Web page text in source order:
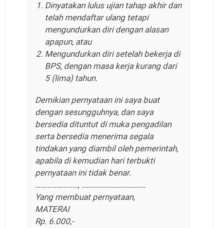
Dinyatakan lulus ujian tahap akhir dan
telah mendaftar ulang tetapi
mengundurkan diri dengan alasan
apapun, atau
Mengundurkan diri setelah bekerja di
BPS, dengan masa kerja kurang dari
5 (lima) tahun.
Demikian pernyataan ini saya buat
dengan sesungguhnya, dan saya
bersedia dituntut di muka pengadilan
serta bersedia menerima segala
tindakan yang diambil oleh pemerintah,
apabila di kemudian hari terbukti
pernyataan ini tidak benar.
……………………, ………………………………
Yang membuat pernyataan,
MATERAI
Rp. 6.000,-